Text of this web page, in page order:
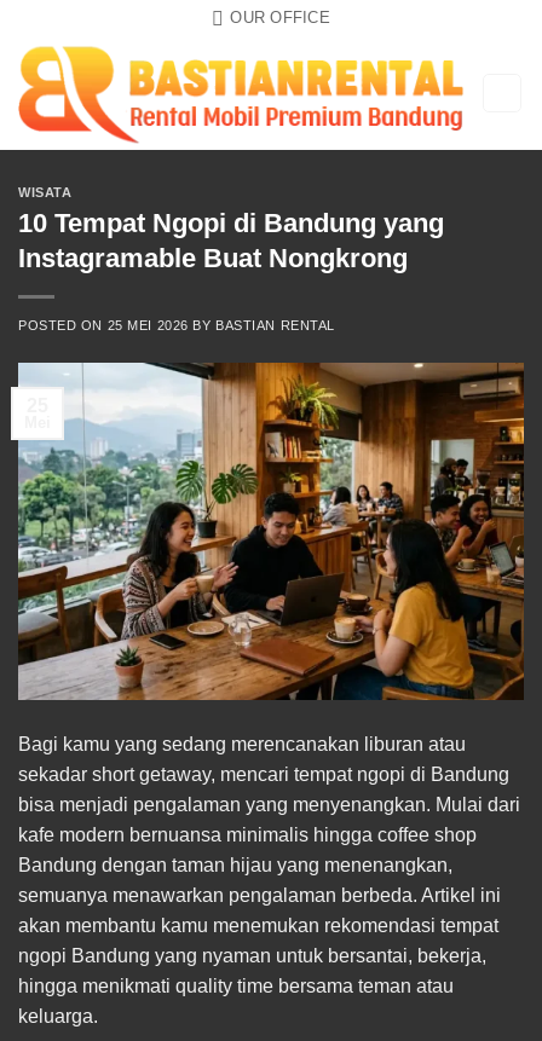
content
OUR OFFICE
WISATA
10 Tempat Ngopi di Bandung yang
Instagramable Buat Nongkrong
POSTED ON 25 MEI 2026 BY BASTIAN RENTAL
Bagi kamu yang sedang merencanakan liburan atau
sekadar short getaway, mencari tempat ngopi di Bandung
bisa menjadi pengalaman yang menyenangkan. Mulai dari
kafe modern bernuansa minimalis hingga coffee shop
Bandung dengan taman hijau yang menenangkan,
semuanya menawarkan pengalaman berbeda. Artikel ini
akan membantu kamu menemukan rekomendasi tempat
ngopi Bandung yang nyaman untuk bersantai, bekerja,
hingga menikmati quality time bersama teman atau
keluarga.